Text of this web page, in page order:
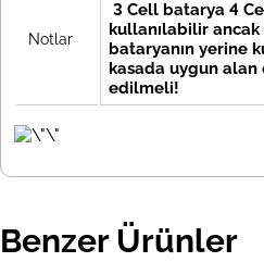
Notlar
3 Cell batarya 4
kullanılabilir ancak
bataryanın yerine
kasada uygun alan
edilmeli!
Benzer Ürünler